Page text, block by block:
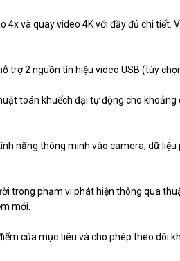
và quay video 4K với đầy đủ chi tiết.
trợ 2 nguồn tín hiệu video USB (tùy
toán khuếch đại tự động cho khoảng
năng thông minh vào camera; dữ
trong phạm vi phát hiện thông qua
mới.
của mục tiêu và cho phép theo dõi